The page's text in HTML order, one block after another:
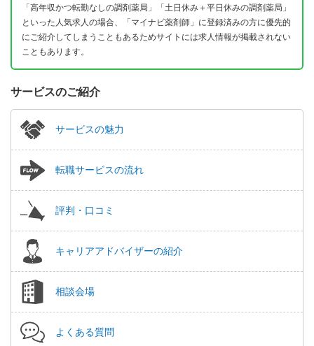
「高年収かつ転勤なしの調剤薬局」「土日休み＋平日休みの調剤薬局」
といった人気求人の場合、「マイナビ薬剤師」に登録済みの方に優先的
にご紹介してしまうこともあるためサイトには求人情報が掲載されない
こともあります。
サービスのご紹介
サービスの魅力
転職サービスの流れ
評判・口コミ
キャリアアドバイザーの紹介
相談会場
よくある質問